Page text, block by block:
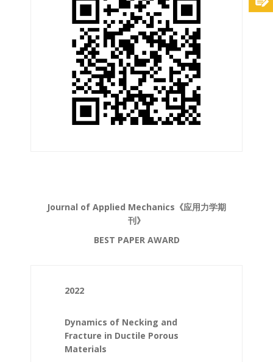
Journal of Applied Mechanics《应用力学期
刊》
BEST PAPER AWARD
2022
Dynamics of Necking and
Fracture in Ductile Porous
Materials